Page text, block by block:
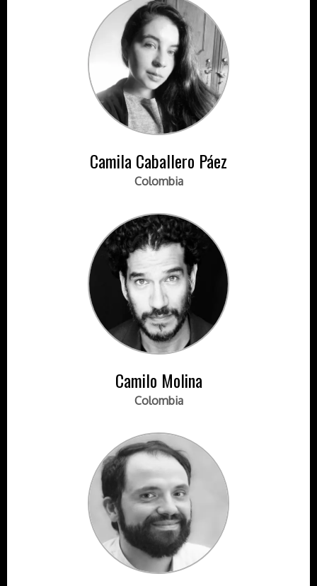
Camila Caballero Páez
Colombia
Camilo Molina
Colombia